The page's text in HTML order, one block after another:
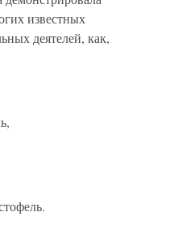
известных
деятелей, как,